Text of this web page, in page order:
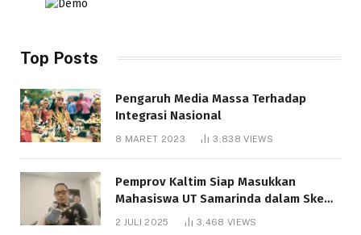
Top Posts
Pengaruh Media Massa Terhadap
Integrasi Nasional
8 MARET 2023 3,838VIEWS
Pemprov Kaltim Siap Masukkan
Mahasiswa UT Samarinda dalam Skema
Bantuan Pendidikan Gratispol
2 JULI 2025 3,468 VIEWS